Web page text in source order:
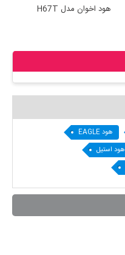
هود اخوان مدل H67T
هود EAGLE
هود استیل